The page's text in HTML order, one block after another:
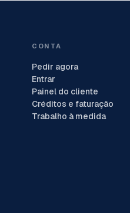
CONTA
Pedir agora
Entrar
Painel do cliente
Créditos e faturação
Trabalho à medida